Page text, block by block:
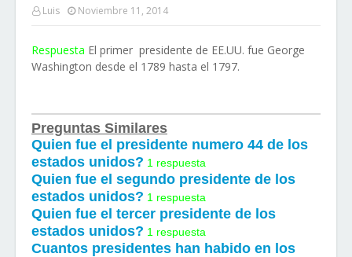
Luis Noviembre 11, 2014
Respuesta El primer presidente de EE.UU. fue George
Washington desde el 1789 hasta el 1797.
Preguntas Similares
Quien fue el presidente numero 44 de los
estados unidos? 1 respuesta
Quien fue el segundo presidente de los
estados unidos? 1 respuesta
Quien fue el tercer presidente de los
estados unidos? 1 respuesta
Cuantos presidentes han habido en los